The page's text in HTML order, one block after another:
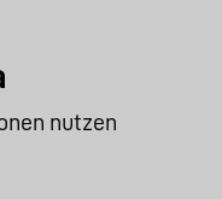
nutzen